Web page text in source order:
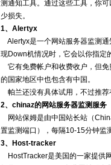
测通知工具。通过这些工具，你
少损失。
1、Alertyx
Alertyx是一个网站服务器监测通
现Down机情况时，它会以你指定
它有免费帐户和收费收户，但免
的国家地区中也包含有中国。
帕兰还没有具体试用，不过推
2、chinaz的网站服务器监测服务
网站保姆是由中国站长站（
置监测端口），每隔10-15分钟监
3、Host-tracker
HostTracker是美国的一家提供